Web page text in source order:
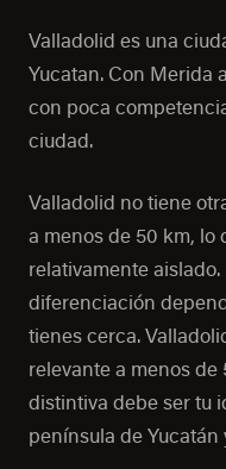
Valladolid es una
Yucatan. Con Merida
con poca
ciudad.
Valladolid no tiene
a menos de 50 km, lo
relativamente
diferenciación
tienes cerca.
relevante a menos
distintiva debe ser tu
península de Yucatán